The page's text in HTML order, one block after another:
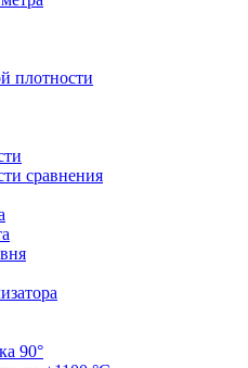
плотности
сравнения
90°